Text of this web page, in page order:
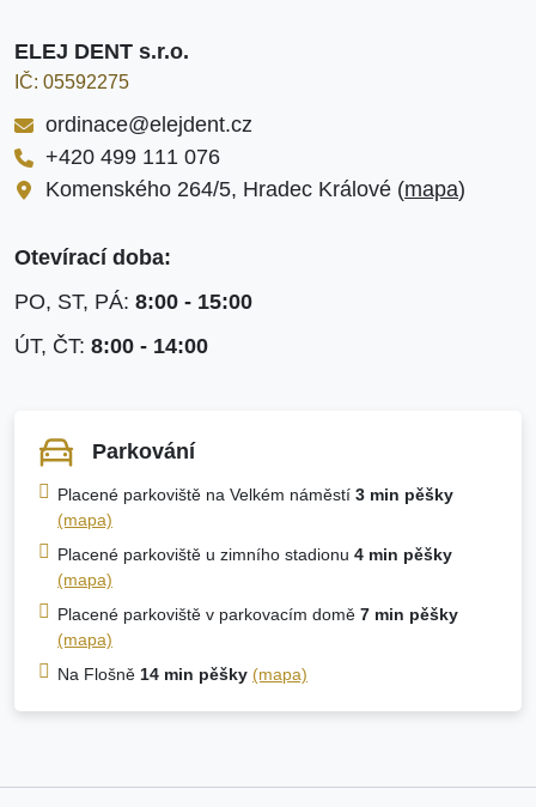
ELEJ DENT s.r.o.
IČ: 05592275
ordinace@elejdent.cz
+420 499 111 076
Komenského 264/5, Hradec Králové (mapa)
Otevírací doba:
PO, ST, PÁ: 8:00 - 15:00
ÚT, ČT: 8:00 - 14:00
Parkování
Placené parkoviště na Velkém náměstí 3 min pěšky
(mapa)
Placené parkoviště u zimního stadionu 4 min pěšky
(mapa)
Placené parkoviště v parkovacím domě 7 min pěšky
(mapa)
Na Flošně 14 min pěšky (mapa)